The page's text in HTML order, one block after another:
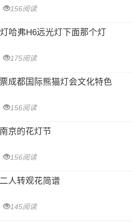
156阅读
哈弗H6远光灯下面那个灯
175阅读
成都国际熊猫灯会文化特色
156阅读
京的花灯节
156阅读
人转观花简谱
145阅读